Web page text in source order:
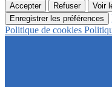
Accepter Refuser
Voir
Enregistrer les préférences
Politique de cookies